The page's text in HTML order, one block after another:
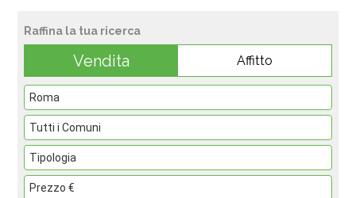
Raffina la tua ricerca
Vendita Affitto